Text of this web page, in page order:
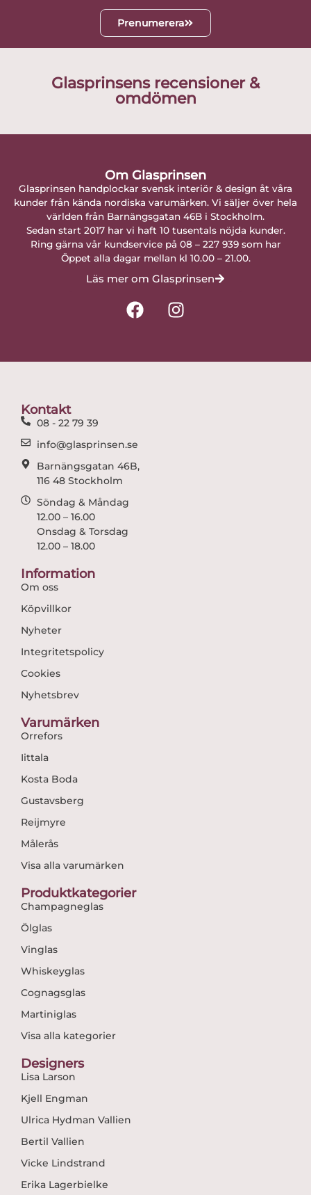
Prenumerera
Glasprinsens recensioner &
omdömen
Om Glasprinsen
Glasprinsen handplockar svensk interiör & design åt våra
kunder från kända nordiska varumärken. Vi säljer över hela
världen från Barnängsgatan 46B i Stockholm.
Sedan start 2017 har vi haft 10 tusentals nöjda kunder.
Ring gärna vår kundservice på 08 – 227 939 som har
Öppet alla dagar mellan kl 10.00 – 21.00.
Läs mer om Glasprinsen
F
a
I
n
Kontakt
08 - 22 79 39
info@glasprinsen.se
Barnängsgatan 46B,
116 48 Stockholm
Söndag & Måndag
12.00 – 16.00
Onsdag & Torsdag
12.00 – 18.00
Information
Om oss
Köpvillkor
Nyheter
Integritetspolicy
Cookies
Nyhetsbrev
Varumärken
Orrefors
Iittala
Kosta Boda
Gustavsberg
Reijmyre
Målerås
Visa alla varumärken
Produktkategorier
Champagneglas
Ölglas
Vinglas
Whiskeyglas
Cognagsglas
Martiniglas
Visa alla kategorier
Designers
Lisa Larson
Kjell Engman
Ulrica Hydman Vallien
Bertil Vallien
Vicke Lindstrand
Erika Lagerbielke